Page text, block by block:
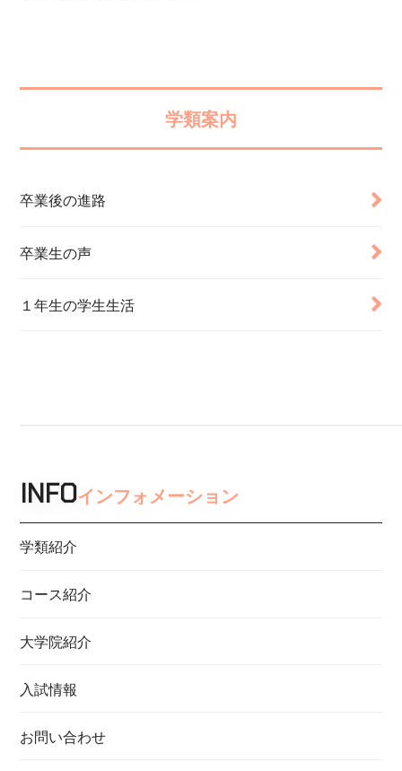
学類案内
卒業後の進路
卒業生の声
１年生の学生生活
INFOインフォメーション
学類紹介
コース紹介
大学院紹介
入試情報
お問い合わせ